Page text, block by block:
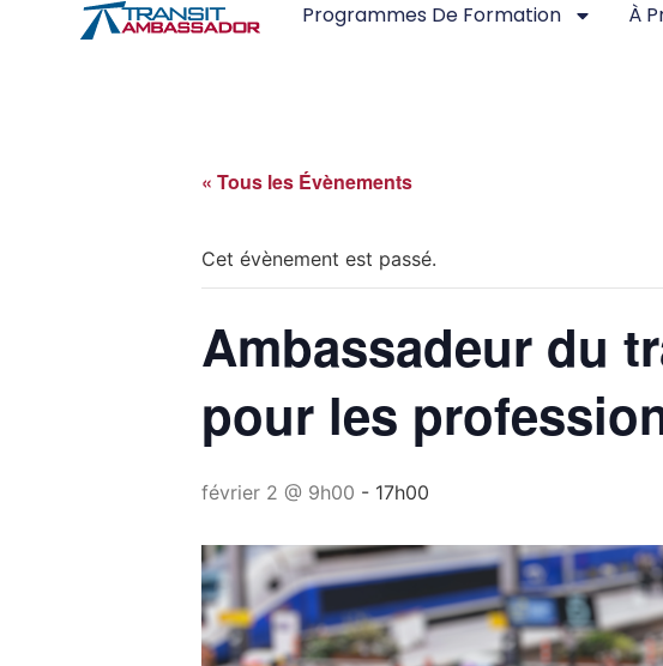
Programmes De Formation À
« Tous les Évènements
Cet évènement est passé.
Ambassadeur du
pour les
février 2 @ 9h00 - 17h00